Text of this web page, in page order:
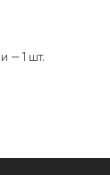
— 1 шт.